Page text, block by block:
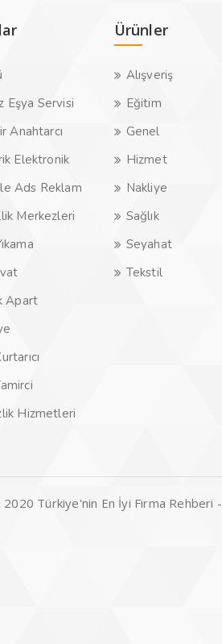
Eşya Servisi
Anahtarcı
Elektronik
Ads Reklam
Merkezleri
Apart
Hizmetleri
Ürünler
Alışveriş
Eğitim
Genel
Hizmet
Nakliye
Sağlık
Seyahat
Tekstil
Türkiye'nin En İyi Firma Rehberi -